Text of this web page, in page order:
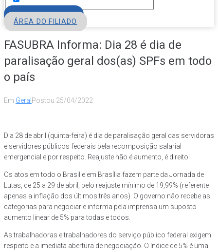
ÁREA DO FILIADO
FASUBRA Informa: Dia 28 é dia de
paralisação geral dos(as) SPFs em todo
o país
Em Geral Postou 25/04/2022
Dia 28 de abril (quinta-feira) é dia de paralisação geral das servidoras
e servidores públicos federais pela recomposição salarial
emergencial e por respeito. Reajuste não é aumento, é direito!
Os atos em todo o Brasil e em Brasília fazem parte da Jornada de
Lutas, de 25 a 29 de abril, pelo reajuste mínimo de 19,99% (referente
apenas a inflação dos últimos três anos). O governo não recebe as
categorias para negociar e informa pela imprensa um suposto
aumento linear de 5% para todas e todos.
As trabalhadoras e trabalhadores do serviço público federal exigem
respeito e a imediata abertura de negociação. O índice de 5% é uma